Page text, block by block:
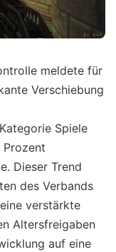
meldete für
Verschiebung
Spiele
Prozent
Dieser Trend
des Verbands
verstärkte
Altersfreigaben
auf eine